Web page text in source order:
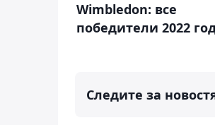
Wimbledon: все
победители 2022
Следите за